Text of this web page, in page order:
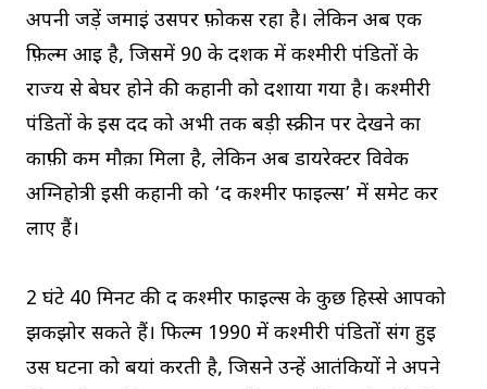
अपनी जड़ें जमाईं उसपर फ़ोकस रहा है। लेकिन अब एक
फ़िल्म आई है, जिसमें 90 के दशक में कश्मीरी पंडितों के
राज्य से बेघर होने की कहानी को दर्शाया गया है। कश्मीरी
पंडितों के इस दर्द को अभी तक बड़ी स्क्रीन पर देखने का
काफ़ी कम मौक़ा मिला है, लेकिन अब डायरेक्टर विवेक
अग्निहोत्री इसी कहानी को ‘द कश्मीर फाइल्स’ में समेट कर
लाए हैं।
2 घंटे 40 मिनट की द कश्मीर फाइल्स के कुछ हिस्से आपको
झकझोर सकते हैं। फिल्म 1990 में कश्मीरी पंडितों संग हुई
उस घटना को बयां करती है, जिसने उन्हें आतंकियों ने अपने